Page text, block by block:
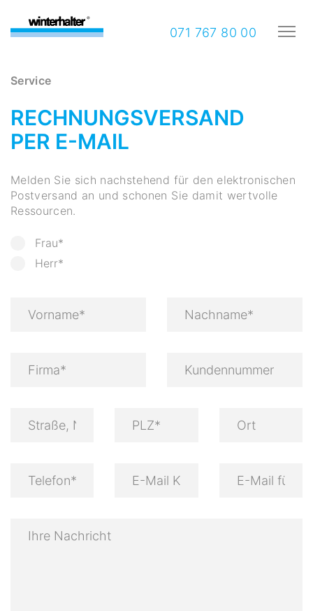
071 767 80 00
Service
RECHNUNGSVERSAND
PER E-MAIL
Melden Sie sich nachstehend für den elektronischen
Postversand an und schonen Sie damit wertvolle
Ressourcen.
Frau*
Herr*